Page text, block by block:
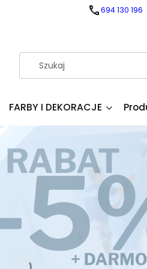
694 130 196
FARBY I DEKORACJE